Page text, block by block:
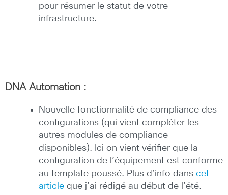
pour résumer le statut de votre
infrastructure.
DNA Automation :
Nouvelle fonctionnalité de compliance des
configurations (qui vient compléter les
autres modules de compliance
disponibles). Ici on vient vérifier que la
configuration de l’équipement est conforme
au template poussé. Plus d’info dans cet
article que j’ai rédigé au début de l’été.